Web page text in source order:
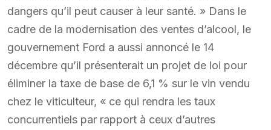
dangers qu’il peut causer à leur santé. » Dans le
cadre de la modernisation des ventes d’alcool, le
gouvernement Ford a aussi annoncé le 14
décembre qu’il présenterait un projet de loi pour
éliminer la taxe de base de 6,1 % sur le vin vendu
chez le viticulteur, « ce qui rendra les taux
concurrentiels par rapport à ceux d’autres